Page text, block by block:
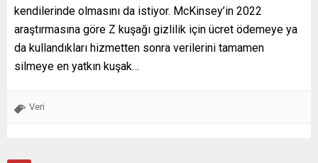
kendilerinde olmasını da istiyor. McKinsey’in 2022
araştırmasına göre Z kuşağı gizlilik için ücret ödemeye ya
da kullandıkları hizmetten sonra verilerini tamamen
silmeye en yatkın kuşak…
Veri